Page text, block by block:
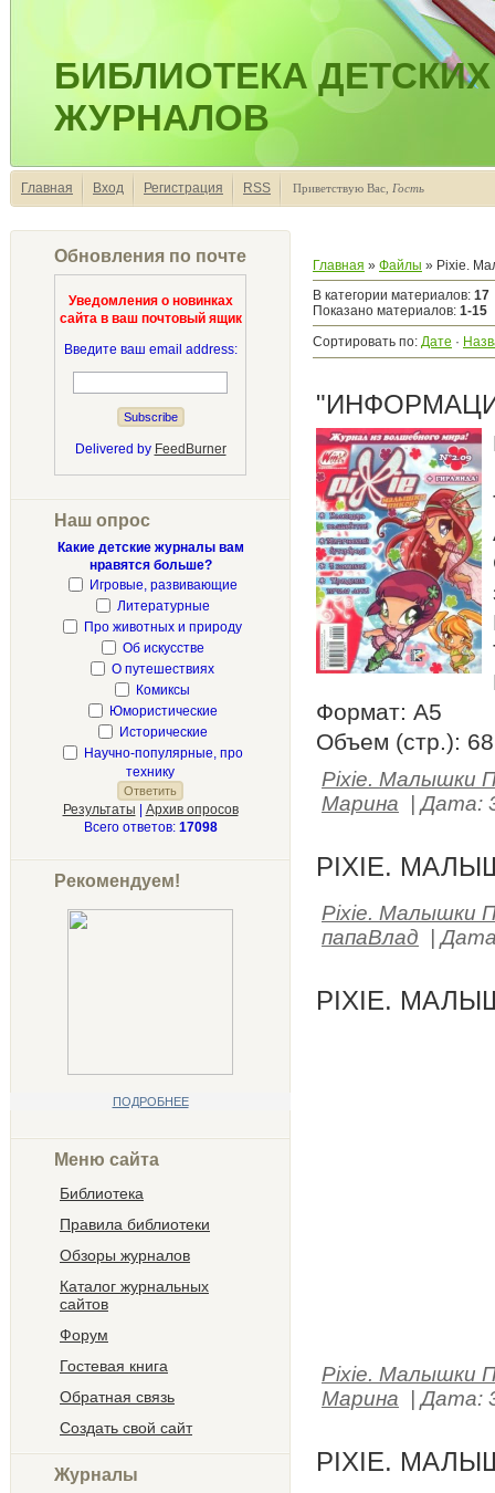
БИБЛИОТЕКА ДЕТСКИХ
ЖУРНАЛОВ
Главная Вход Регистрация RSS Приветствую Вас Гость
Обновления по почте
Уведомления о новинках
сайта в ваш почтовый ящик
Введите ваш email address:
Delivered by FeedBurner
Наш опрос
Какие детские журналы вам
нравятся больше?
Игровые, развивающие
Литературные
Про животных и природу
Об искусстве
О путешествиях
Комиксы
Юмористические
Исторические
Научно-популярные, про
технику
Результаты
Архив опросов
Всего ответов: 17098
Рекомендуем!
ПОДРОБНЕЕ
Меню сайта
Библиотека
Правила библиотеки
Обзоры журналов
Каталог журнальных
сайтов
Форум
Гостевая книга
Обратная связь
Создать свой сайт
Журналы
Главная » Файлы » Pixie.
В категории материалов: 17
Показано материалов: 1-15
Сортировать по: Дате ·
Формат: А5
Объем (стр.): 68
Pixie. Малышки
Марина
|Дата:
PIXIE.
Pixie. Малышки
папаВлад
|
PIXIE.
Pixie. Малышки
Марина
|Дата:
PIXIE.